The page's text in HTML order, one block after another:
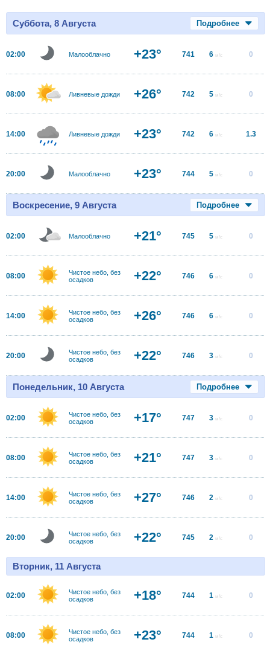
Суббота, 8 Августа Подробнее
02:00 Малооблачно +23° 741 6 м/с 0
08:00 Ливневые дожди +26° 742 5 м/с 0
14:00 Ливневые дожди +23° 742 6 м/с 1.3
20:00 Малооблачно +23° 744 5 м/с 0
Воскресение, 9 Августа Подробнее
02:00 Малооблачно +21° 745 5 м/с 0
08:00
Чистое небо, без
осадков
+22° 746 6 м/с 0
14:00
Чистое небо, без
осадков
+26° 746 6 м/с 0
20:00
Чистое небо, без
осадков
+22° 746 3 м/с 0
Понедельник, 10 Августа Подробнее
02:00
Чистое небо, без
осадков
+17° 747 3 м/с 0
08:00
Чистое небо, без
осадков
+21° 747 3 м/с 0
14:00
Чистое небо, без
осадков
+27° 746 2 м/с 0
20:00
Чистое небо, без
осадков
+22° 745 2 м/с 0
Вторник, 11 Августа
02:00
Чистое небо, без
осадков
+18° 744 1 м/с 0
08:00
Чистое небо, без
осадков
+23° 744 1 м/с 0